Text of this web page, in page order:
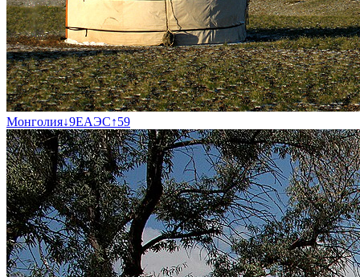
Монголия↓9ЕАЭС↑59